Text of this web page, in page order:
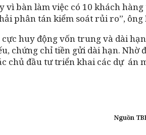
vì bàn làm việc có 10 khách
phân tán kiểm soát rủi ro”, ông
huy động vốn trung và dài
chứng chỉ tiền gửi dài hạn. Nhờ
chủ đầu tư triển khai các dự án
Nguồn